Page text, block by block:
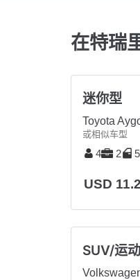
在特瑞
迷你型
Toyota
或相似车型
4 2 5
USD
SUV/运